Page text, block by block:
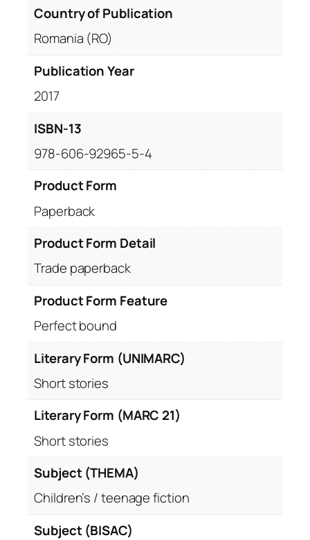
Country of Publication
Romania (RO)
Publication Year
2017
ISBN-13
978-606-92965-5-4
Product Form
Paperback
Product Form Detail
Trade paperback
Product Form Feature
Perfect bound
Literary Form (UNIMARC)
Short stories
Literary Form (MARC 21)
Short stories
Subject (THEMA)
Children’s / teenage fiction
Subject (BISAC)